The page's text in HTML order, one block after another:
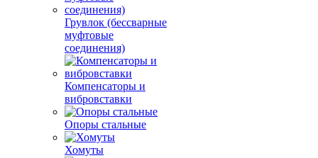
Грувлок (бессварные
муфтовые
соединения)
Компенсаторы и
вибровставки
Опоры стальные
Хомуты